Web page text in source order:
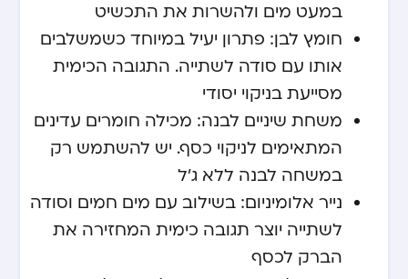
במעט מים ולהשרות את התכשיט
חומץ לבן: פתרון יעיל במיוחד כשמשלבים
אותו עם סודה לשתייה. התגובה הכימית
מסייעת בניקוי יסודי
משחת שיניים לבנה: מכילה חומרים עדינים
המתאימים לניקוי כסף. יש להשתמש רק
במשחה לבנה ללא ג’ל
נייר אלומיניום: בשילוב עם מים חמים וסודה
לשתייה יוצר תגובה כימית המחזירה את
הברק לכסף